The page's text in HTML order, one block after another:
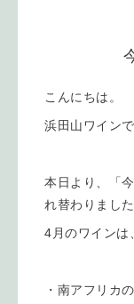
こんにちは。
浜田山ワインで
本日より、「
れ替わりました
4月のワインは、
・南アフリカ